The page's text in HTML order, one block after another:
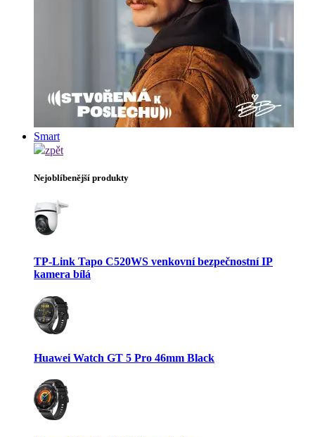
Smart
zpět
Nejoblíbenější produkty
TP-Link Tapo C520WS venkovní bezpečnostní IP
kamera bílá
Huawei Watch GT 5 Pro 46mm Black